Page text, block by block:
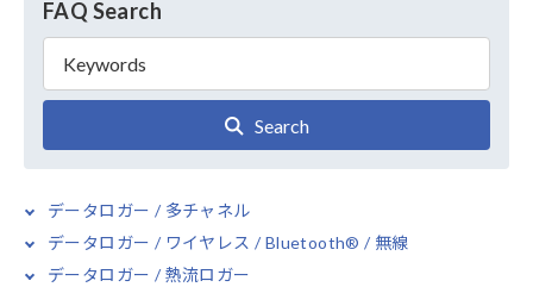
FAQ Search
Search
データロガー / 多チャネル
データロガー / ワイヤレス / Bluetooth® / 無線
データロガー / 熱流ロガー